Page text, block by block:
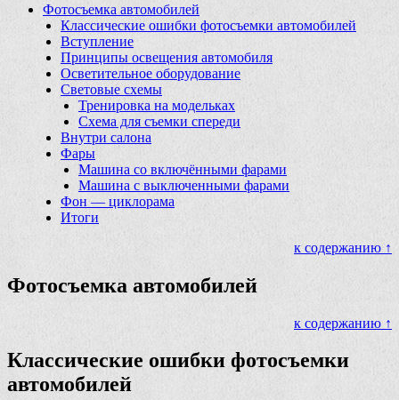
Фотосъемка автомобилей
Классические ошибки фотосъемки автомобилей
Вступление
Принципы освещения автомобиля
Осветительное оборудование
Световые схемы
Тренировка на модельках
Схема для съемки спереди
Внутри салона
Фары
Машина со включёнными фарами
Машина с выключенными фарами
Фон — циклорама
Итоги
к содержанию ↑
Фотосъемка автомобилей
к содержанию ↑
Классические ошибки фотосъемки
автомобилей